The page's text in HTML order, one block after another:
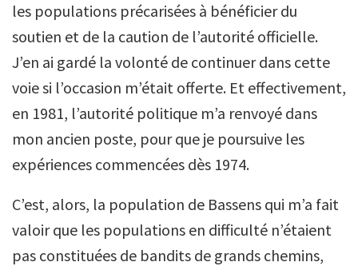
les populations précarisées à bénéficier du
soutien et de la caution de l’autorité officielle.
J’en ai gardé la volonté de continuer dans cette
voie si l’occasion m’était offerte. Et effectivement,
en 1981, l’autorité politique m’a renvoyé dans
mon ancien poste, pour que je poursuive les
expériences commencées dès 1974.
C’est, alors, la population de Bassens qui m’a fait
valoir que les populations en difficulté n’étaient
pas constituées de bandits de grands chemins,